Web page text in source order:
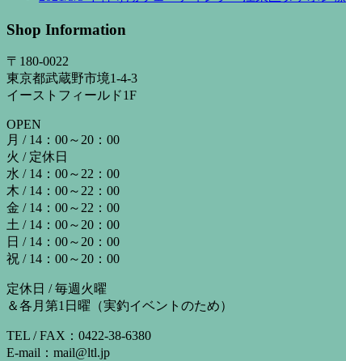
Shop Information
〒180-0022
東京都武蔵野市境1-4-3
イーストフィールド1F
OPEN
月 / 14：00～20：00
火 / 定休日
水 / 14：00～22：00
木 / 14：00～22：00
金 / 14：00～22：00
土 / 14：00～20：00
日 / 14：00～20：00
祝 / 14：00～20：00
定休日 / 毎週火曜
＆各月第1日曜（実釣イベントのため）
TEL / FAX：0422-38-6380
E-mail：mail@ltl.jp